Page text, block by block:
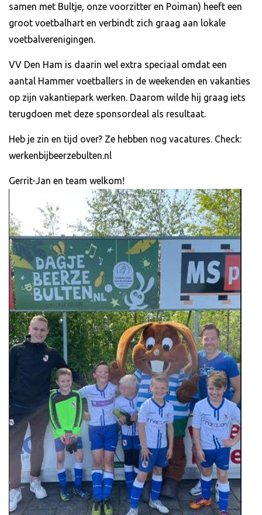
samen met Bultje, onze voorzitter en Poiman) heeft een
groot voetbalhart en verbindt zich graag aan lokale
voetbalverenigingen.
VV Den Ham is daarin wel extra speciaal omdat een
aantal Hammer voetballers in de weekenden en vakanties
op zijn vakantiepark werken. Daarom wilde hij graag iets
terugdoen met deze sponsordeal als resultaat.
Heb je zin en tijd over? Ze hebben nog vacatures. Check:
werkenbijbeerzebulten.nl
Gerrit-Jan en team welkom!